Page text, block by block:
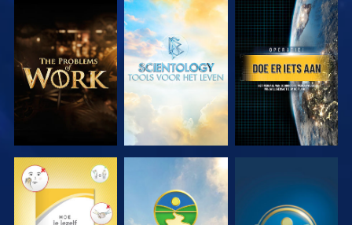
VERKEN DE
SERIE
VERKEN DE
SERIE
KIJK
KIJK KIJK KIJK